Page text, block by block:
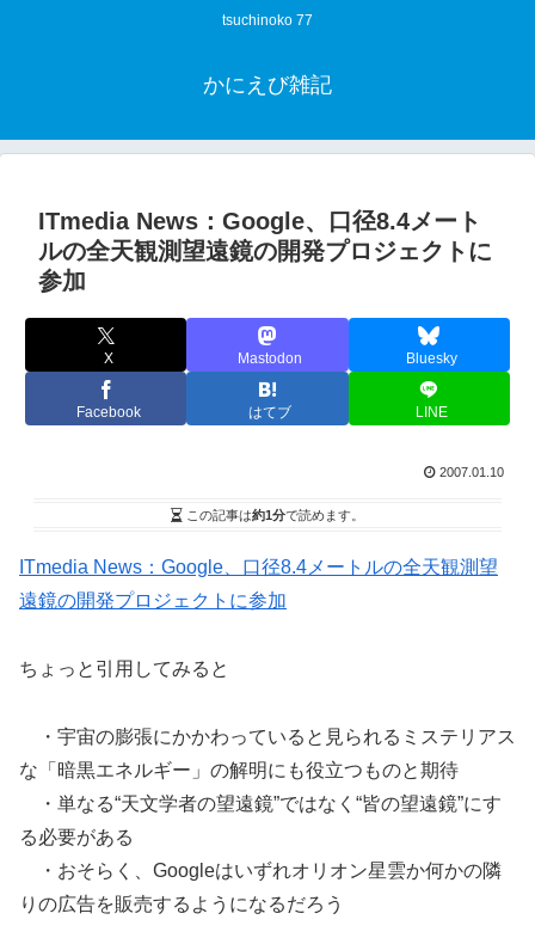
tsuchinoko 77
かにえび雑記
ITmedia News：Google、口径8.4メート
ルの全天観測望遠鏡の開発プロジェクトに
参加
X Mastodon Bluesky
Facebook はてブ LINE
2007.01.10
この記事は約1分で読めます。
ITmedia News：Google、口径8.4メートルの全天観測望
遠鏡の開発プロジェクトに参加
ちょっと引用してみると
・宇宙の膨張にかかわっていると見られるミステリアス
な「暗黒エネルギー」の解明にも役立つものと期待
・単なる“天文学者の望遠鏡”ではなく“皆の望遠鏡”にす
る必要がある
・おそらく、Googleはいずれオリオン星雲か何かの隣
りの広告を販売するようになるだろう